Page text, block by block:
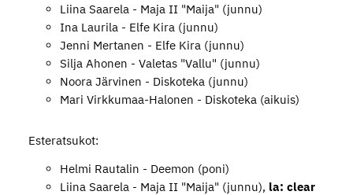
Liina Saarela - Maja II "Maija" (junnu)
Ina Laurila - Elfe Kira (junnu)
Jenni Mertanen - Elfe Kira (junnu)
Silja Ahonen - Valetas "Vallu" (junnu)
Noora Järvinen - Diskoteka (junnu)
Mari Virkkumaa-Halonen - Diskoteka (aikuis)
Esteratsukot:
Helmi Rautalin - Deemon (poni)
Liina Saarela - Maja II "Maija" (junnu), la: clear